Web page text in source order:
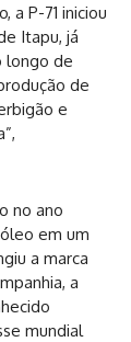
a P-71 iniciou
Itapu, já
longo de
de
e
no ano
em um
a marca
a
mundial